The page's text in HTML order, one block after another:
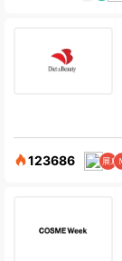
123686